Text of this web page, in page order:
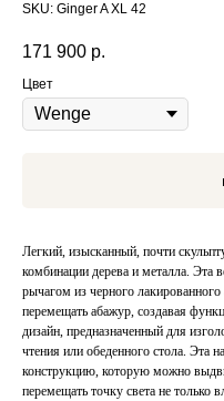
SKU: Ginger A XL 42
171 900 р.
Цвет
Легкий, изысканный, почти
комбинации дерева и металла.
рычагом из черного
перемещать абажур, создавая
дизайн, предназначенный для
чтения или обеденного стола. Эта
конструкцию, которую можно
перемещать точку света не только